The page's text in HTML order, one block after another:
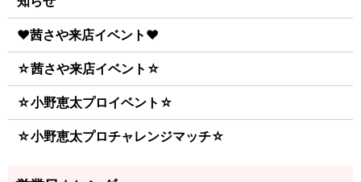
♥茜さや来店イベント♥
☆茜さや来店イベント☆
☆小野恵太プロイベント☆
☆小野恵太プロチャレンジマッチ☆